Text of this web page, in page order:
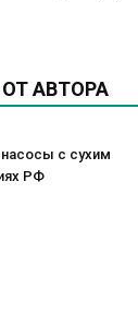
АВТОРА
с сухим
РФ